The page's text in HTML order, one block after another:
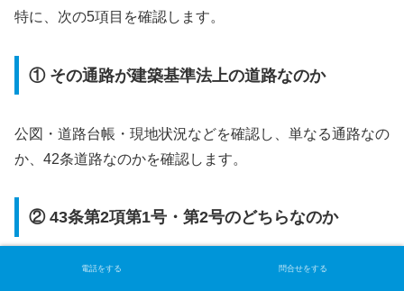
特に、次の5項目を確認します。
① その通路が建築基準法上の道路なのか
公図・道路台帳・現地状況などを確認し、単なる通路なの
か、42条道路なのかを確認します。
② 43条第2項第1号・第2号のどちらなのか
「43条但し書き」とだけ説明するのではなく、現在の制
電話をする 問合せをする